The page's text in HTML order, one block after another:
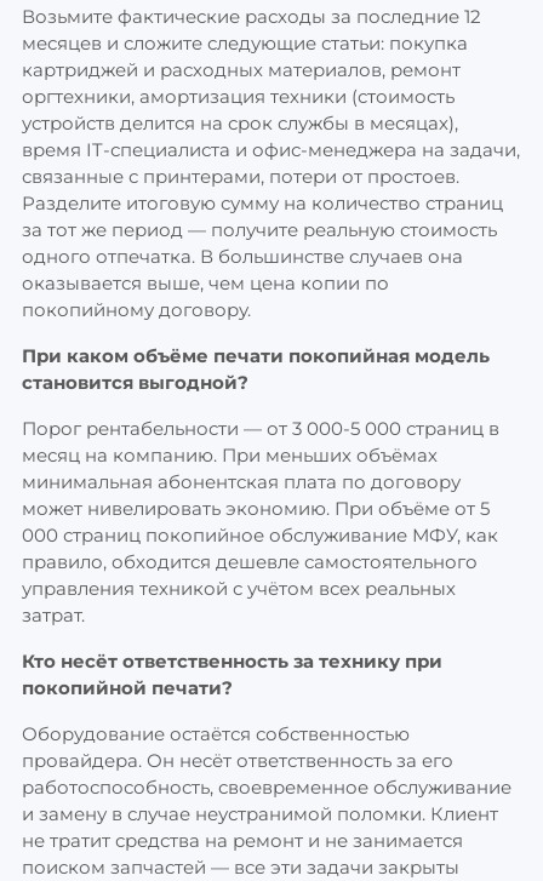
Возьмите фактические расходы за последние 12
месяцев и сложите следующие статьи: покупка
картриджей и расходных материалов, ремонт
оргтехники, амортизация техники (стоимость
устройств делится на срок службы в месяцах),
время IT-специалиста и офис-менеджера на задачи,
связанные с принтерами, потери от простоев.
Разделите итоговую сумму на количество страниц
за тот же период — получите реальную стоимость
одного отпечатка. В большинстве случаев она
оказывается выше, чем цена копии по
покопийному договору.
При каком объёме печати покопийная модель
становится выгодной?
Порог рентабельности — от 3 000-5 000 страниц в
месяц на компанию. При меньших объёмах
минимальная абонентская плата по договору
может нивелировать экономию. При объёме от 5
000 страниц покопийное обслуживание МФУ, как
правило, обходится дешевле самостоятельного
управления техникой с учётом всех реальных
затрат.
Кто несёт ответственность за технику при
покопийной печати?
Оборудование остаётся собственностью
провайдера. Он несёт ответственность за его
работоспособность, своевременное обслуживание
и замену в случае неустранимой поломки. Клиент
не тратит средства на ремонт и не занимается
поиском запчастей — все эти задачи закрыты